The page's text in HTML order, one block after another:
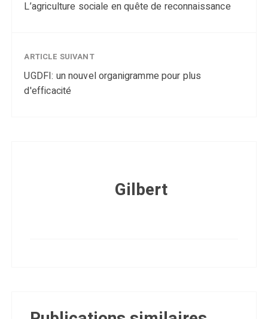
L’agriculture sociale en quête de reconnaissance
ARTICLE SUIVANT
UGDFI: un nouvel organigramme pour plus
d'efficacité
Gilbert